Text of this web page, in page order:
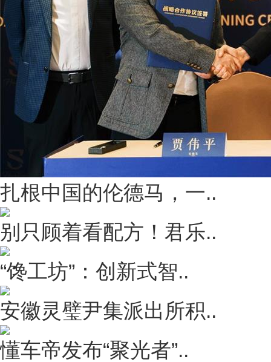
扎根中国的伦德马，一..
别只顾着看配方！君乐..
“馋工坊”：创新式智..
安徽灵璧尹集派出所积..
懂车帝发布“聚光者”..